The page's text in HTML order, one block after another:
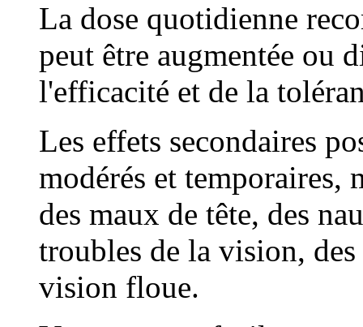
La dose quotidienne
peut être augmentée ou
l'efficacité et de la
Les effets secondaires
modérés et temporaires,
des maux de tête, des
troubles de la vision,
vision floue.